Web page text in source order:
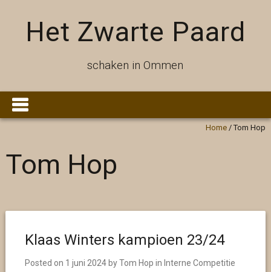
Het Zwarte Paard
schaken in Ommen
Home /Tom Hop
Tom Hop
Klaas Winters kampioen 23/24
Posted on 1 juni 2024 byTom Hop in Interne Competitie